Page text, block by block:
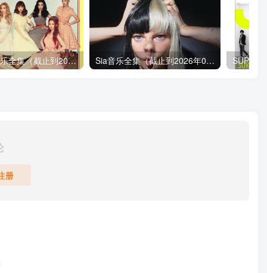
少女時代音乐全集（截止到2026年07月15日） Sia音乐全集（截止到2026年05月21日）
册